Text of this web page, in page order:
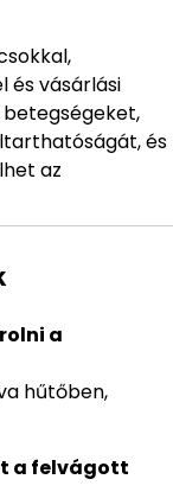
és vásárlási
és
az
a
hűtőben,
a felvágott